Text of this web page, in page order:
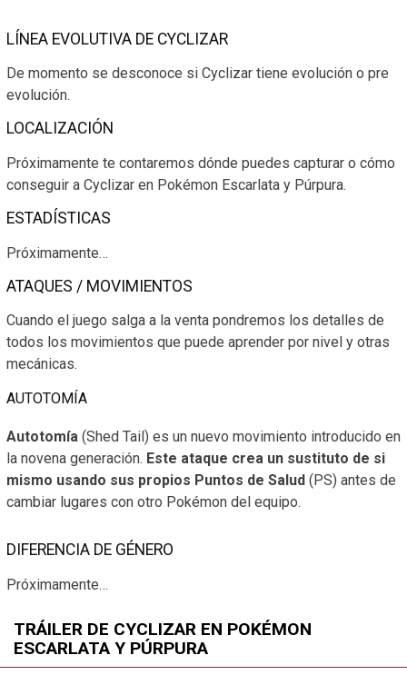
LÍNEA EVOLUTIVA DE CYCLIZAR
De momento se desconoce si Cyclizar tiene evolución o pre
evolución.
LOCALIZACIÓN
Próximamente te contaremos dónde puedes capturar o cómo
conseguir a Cyclizar en Pokémon Escarlata y Púrpura.
ESTADÍSTICAS
Próximamente…
ATAQUES / MOVIMIENTOS
Cuando el juego salga a la venta pondremos los detalles de
todos los movimientos que puede aprender por nivel y otras
mecánicas.
AUTOTOMÍA
Autotomía (Shed Tail) es un nuevo movimiento introducido en
la novena generación. Este ataque crea un sustituto de si
mismo usando sus propios Puntos de Salud (PS) antes de
cambiar lugares con otro Pokémon del equipo.
DIFERENCIA DE GÉNERO
Próximamente…
TRÁILER DE CYCLIZAR EN POKÉMON
ESCARLATA Y PÚRPURA